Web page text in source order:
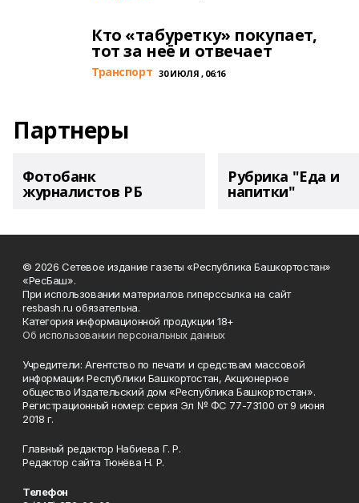
Кто «табуретку» покупает,
тот за неё и отвечает
Транспорт 30 ИЮЛЯ , 06:16
Партнеры
Фотобанк
журналистов РБ
Рубрика "Еда и
напитки"
© 2026 Сетевое издание газеты «Республика Башкортостан»
«РесБаш».
При использовании материалов гиперссылка на сайт
resbash.ru обязательна.
Категория информационной продукции 18+
Об использовании персональных данных
Учредители: Агентство по печати и средствам массовой
информации Республики Башкортостан, Акционерное
общество Издательский дом «Республика Башкортостан».
Регистрационный номер: серия Эл № ФС 77-73100 от 9 июня
2018 г.
Главный редактор Набиева Г. Р.
Редактор сайта Тюнёва Н. Р.
Телефон